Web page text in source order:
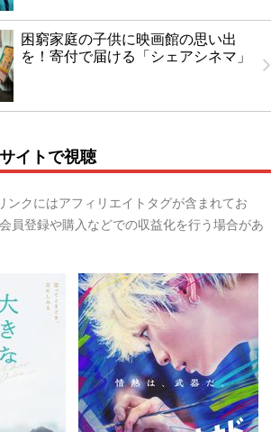
困窮家庭の子供に映画館の思い出
を！寄付で届ける「シェアシネマ」
イトで視聴
ンクにはアフィリエイトタグが含まれてお
員登録や購入などでの収益化を行う場合があ